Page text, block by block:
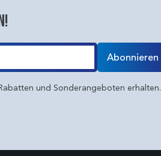
Abonnieren
und Sonderangeboten erhalten.